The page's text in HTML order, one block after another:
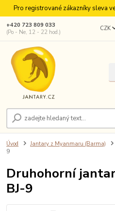
Pro registrované zákazníky sleva
CZK
+420 723 809 033
(Po - Ne, 12 - 22 hod.)
Úvod Jantary z Myanmaru (Barma)
9
Druhohorní
BJ-9